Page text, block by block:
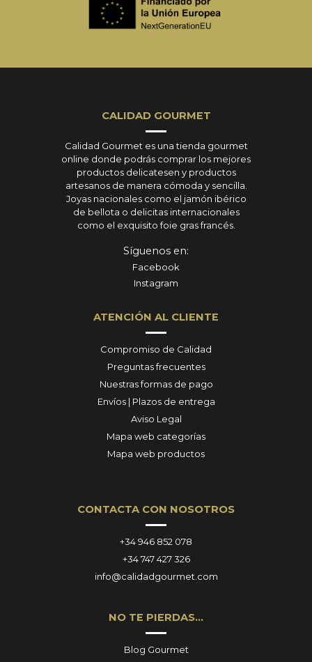
CALIDAD GOURMET
Calidad Gourmet es una tienda gourmet
online donde podrás comprar los mejores
productos delicatesen y productos
artesanos de manera cómoda y sencilla.
Joyas nacionales como el jamón ibérico
de bellota o delicitas internacionales
como el exquisito foie gras francés.
Síguenos en:
Facebook
Instagram
ATENCIÓN AL CLIENTE
Compromiso de Calidad
Preguntas frecuentes
Nuestras formas de pago
Envíos | Plazos de entrega
Aviso Legal
Mapa web categorías
Mapa web productos
CONTACTA CON NOSOTROS
+34 946 852 078
+34 747 427 326
info@calidadgourmet.com
NO TE PIERDAS…
Blog Gourmet